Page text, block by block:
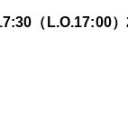
（L.O.17:00）